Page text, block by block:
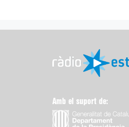
Amb el suport de: